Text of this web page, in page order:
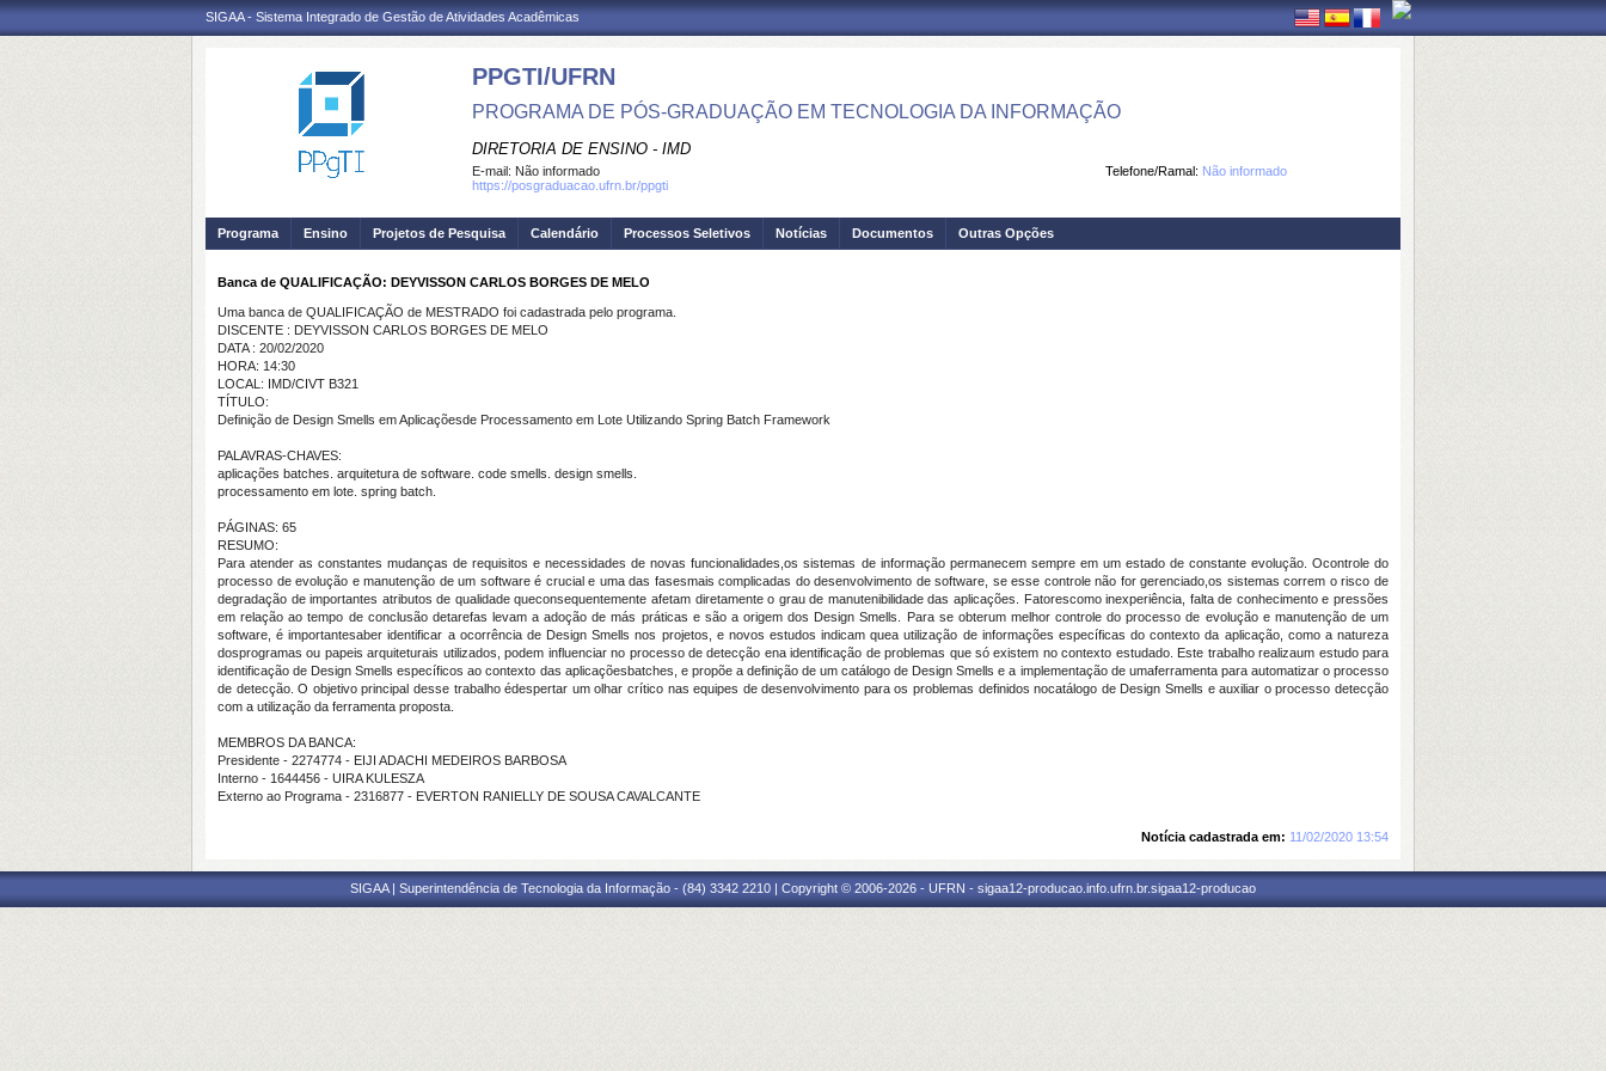
SIGAA - Sistema Integrado de Gestão de Atividades Acadêmicas
PPGTI/UFRN
PROGRAMA DE PÓS-GRADUAÇÃO EM TECNOLOGIA DA INFORMAÇÃO
DIRETORIA DE ENSINO - IMD
Telefone/Ramal: Não informado
E-mail: Não informado
https://posgraduacao.ufrn.br/ppgti
Programa Ensino Projetos de Pesquisa Calendário Processos Seletivos Notícias Documentos Outras Opções
Banca de QUALIFICAÇÃO: DEYVISSON CARLOS BORGES DE MELO
Uma banca de QUALIFICAÇÃO de MESTRADO foi cadastrada pelo programa.
DISCENTE : DEYVISSON CARLOS BORGES DE MELO
DATA : 20/02/2020
HORA: 14:30
LOCAL: IMD/CIVT B321
TÍTULO:
Definição de Design Smells em Aplicaçõesde Processamento em Lote Utilizando Spring Batch Framework
PALAVRAS-CHAVES:
aplicações batches. arquitetura de software. code smells. design smells.
processamento em lote. spring batch.
PÁGINAS: 65
RESUMO:
Para atender as constantes mudanças de requisitos e necessidades de novas funcionalidades,os sistemas de informação permanecem sempre em um estado de constante evolução. Ocontrole do
processo de evolução e manutenção de um software é crucial e uma das fasesmais complicadas do desenvolvimento de software, se esse controle não for gerenciado,os sistemas correm o risco de
degradação de importantes atributos de qualidade queconsequentemente afetam diretamente o grau de manutenibilidade das aplicações. Fatorescomo inexperiência, falta de conhecimento e pressões
em relação ao tempo de conclusão detarefas levam a adoção de más práticas e são a origem dos Design Smells. Para se obterum melhor controle do processo de evolução e manutenção de um
software, é importantesaber identificar a ocorrência de Design Smells nos projetos, e novos estudos indicam quea utilização de informações específicas do contexto da aplicação, como a natureza
dosprogramas ou papeis arquiteturais utilizados, podem influenciar no processo de detecção ena identificação de problemas que só existem no contexto estudado. Este trabalho realizaum estudo para
identificação de Design Smells específicos ao contexto das aplicaçõesbatches, e propõe a definição de um catálogo de Design Smells e a implementação de umaferramenta para automatizar o processo
de detecção. O objetivo principal desse trabalho édespertar um olhar crítico nas equipes de desenvolvimento para os problemas definidos nocatálogo de Design Smells e auxiliar o processo detecção
com a utilização da ferramenta proposta.
MEMBROS DA BANCA:
Presidente - 2274774 - EIJI ADACHI MEDEIROS BARBOSA
Interno - 1644456 - UIRA KULESZA
Externo ao Programa - 2316877 - EVERTON RANIELLY DE SOUSA CAVALCANTE
Notícia cadastrada em: 11/02/2020 13:54
SIGAA | Superintendência de Tecnologia da Informação - (84) 3342 2210 | Copyright © 2006-2026 - UFRN - sigaa12-producao.info.ufrn.br.sigaa12-producao